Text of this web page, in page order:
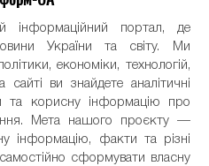
інформаційний портал, де
України та світу. Ми
економіки, технологій,
сайті ви знайдете аналітичні
та корисну інформацію про
Мета нашого проєкту —
інформацію, факти та різні
сформувати власну